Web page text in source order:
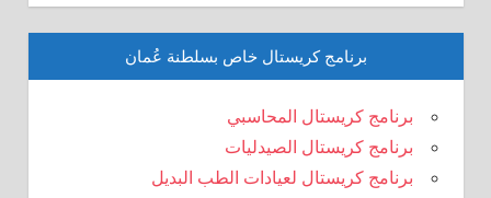
برنامج كريستال خاص بسلطنة عُمان
برنامج كريستال المحاسبي
برنامج كريستال الصيدليات
برنامج كريستال لعيادات الطب البديل